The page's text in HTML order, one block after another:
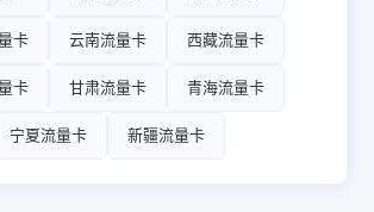
卡 云南流量卡 西藏流量卡
卡 甘肃流量卡 青海流量卡
宁夏流量卡 新疆流量卡